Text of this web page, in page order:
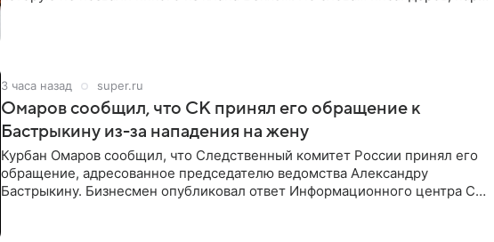
3 часа назад super.ru
Омаров сообщил, что СК принял его обращение к
Бастрыкину из-за нападения на жену
Курбан Омаров сообщил, что Следственный комитет России принял его
обращение, адресованное председателю ведомства Александру
Бастрыкину. Бизнесмен опубликовал ответ Информационного центра СК